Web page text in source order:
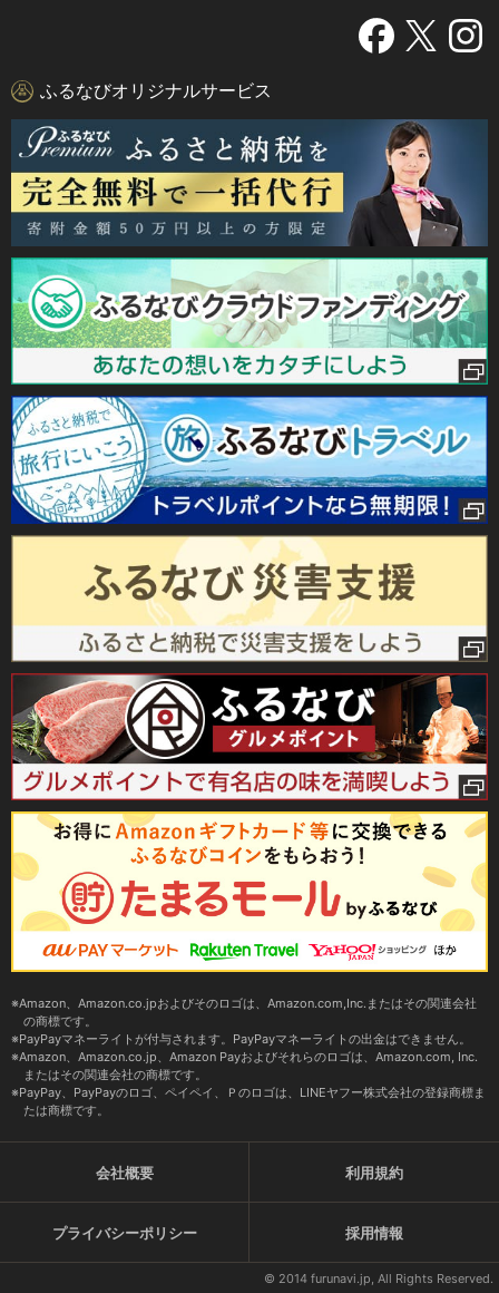
ふるなびオリジナルサービス
Amazon、Amazon.co.jpおよびそのロゴは、Amazon.com,Inc.またはその関連会社
の商標です。
PayPayマネーライトが付与されます。PayPayマネーライトの出金はできません。
Amazon、Amazon.co.jp、Amazon Payおよびそれらのロゴは、Amazon.com, Inc.
またはその関連会社の商標です。
PayPay、PayPayのロゴ、ペイペイ、Ｐのロゴは、LINEヤフー株式会社の登録商標ま
たは商標です。
会社概要 利用規約
プライバシーポリシー 採用情報
© 2014 furunavi.jp, All Rights Reserved.